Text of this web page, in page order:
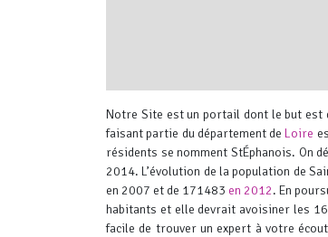
Notre Site est un portail dont le but est
faisant partie du département de Loire
résidents se nomment StÉphanois. On
2014. L’évolution de la population de
en 2007 et de 171483 en 2012. En
habitants et elle devrait avoisiner les
facile de trouver un expert à votre